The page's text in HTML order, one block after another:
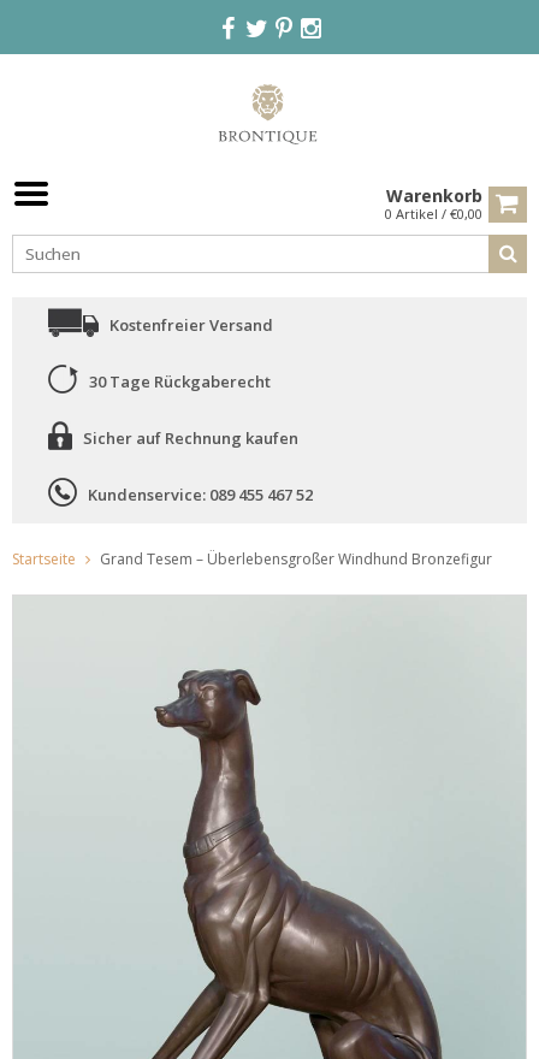
Warenkorb
0 Artikel / €0,00
Kostenfreier Versand
30 Tage Rückgaberecht
Sicher auf Rechnung kaufen
Kundenservice: 089 455 467 52
Startseite Grand Tesem – Überlebensgroßer Windhund Bronzefigur